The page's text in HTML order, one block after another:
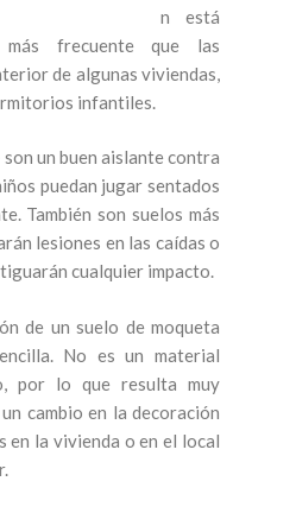
n está
frecuente que las
de algunas viviendas,
infantiles.
son un buen aislante contra
puedan jugar sentados
También son suelos más
lesiones en las caídas o
cualquier impacto.
de un suelo de moqueta
No es un material
por lo que resulta muy
cambio en la decoración
en la vivienda o en el local